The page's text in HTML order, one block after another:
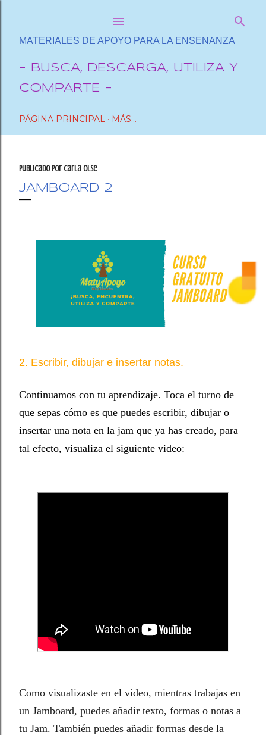
Ir al contenido principal
MATERIALES DE APOYO PARA LA ENSEÑANZA
- BUSCA, DESCARGA, UTILIZA Y
COMPARTE -
PÁGINA PRINCIPAL MÁS…
Publicado por Carla OlSe
JAMBOARD 2
2. Escribir, dibujar e insertar notas.
Continuamos con tu aprendizaje. Toca el turno de
que sepas cómo es que puedes escribir, dibujar o
insertar una nota en la jam que ya has creado, para
tal efecto, visualiza el siguiente video:
Como visualizaste en el video, mientras trabajas en
un Jamboard, puedes añadir texto, formas o notas a
tu Jam. También puedes añadir formas desde la